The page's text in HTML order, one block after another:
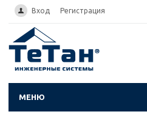
... Вход Регистрация
МЕНЮ